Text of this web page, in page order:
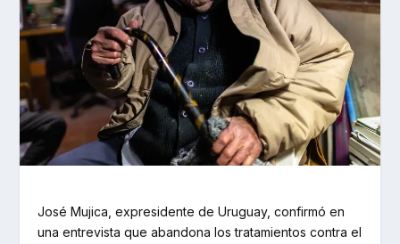
José Mujica, expresidente de Uruguay, confirmó en
una entrevista que abandona los tratamientos contra el